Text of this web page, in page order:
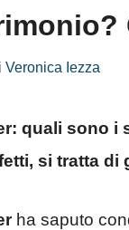
Veronica Iezza
quali sono i
si tratta di
ha saputo